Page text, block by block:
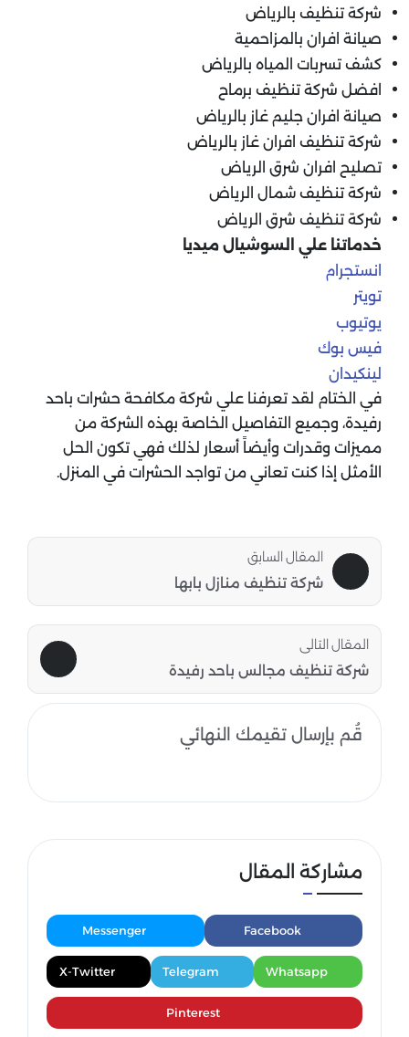
شركة تنظيف بالرياض
صيانة افران بالمزاحمية
كشف تسربات المياه بالرياض
افضل شركة تنظيف برماح
صيانة افران جليم غاز بالرياض
شركة تنظيف افران غاز بالرياض
تصليح افران شرق الرياض
شركة تنظيف شمال الرياض
شركة تنظيف شرق الرياض
خدماتنا علي السوشيال ميديا
انستجرام
تويتر
يوتيوب
فيس بوك
لينكيدان
‏في الختام لقد تعرفنا علي شركة مكافحة حشرات باحد
رفيدة، وجميع التفاصيل الخاصة بهذه الشركة من
مميزات وقدرات وأيضاً أسعار لذلك فهي تكون الحل
الأمثل إذا كنت تعاني من تواجد الحشرات في المنزل.
المقال السابق
شركة تنظيف منازل بابها
المقال التالى
شركة تنظيف مجالس باحد رفيدة
قُم بإرسال تقيمك النهائي
مشاركة المقال
Facebook
Messenger
Whatsapp
Telegram
X-Twitter
Pinterest